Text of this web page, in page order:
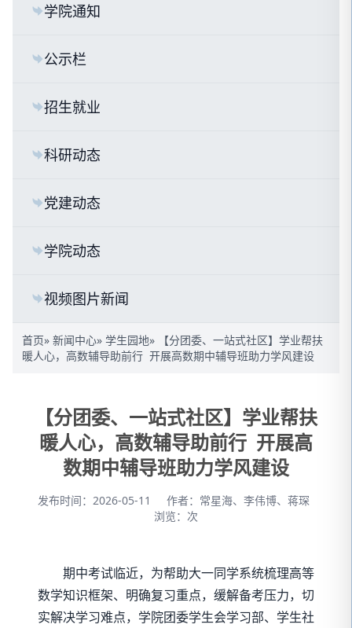
学院通知
公示栏
招生就业
科研动态
党建动态
学院动态
视频图片新闻
首页» 新闻中心» 学生园地» 【分团委、一站式社区】学业帮扶
暖人心，高数辅导助前行 开展高数期中辅导班助力学风建设
【分团委、一站式社区】学业帮扶
暖人心，高数辅导助前行 开展高
数期中辅导班助力学风建设
发布时间：2026-05-11
作者：常星海、李伟博、蒋琛
浏览： 次
期中考试临近，为帮助大一同学系统梳理高等
数学知识框架、明确复习重点，缓解备考压力，切
实解决学习难点，学院团委学生会学习部、学生社